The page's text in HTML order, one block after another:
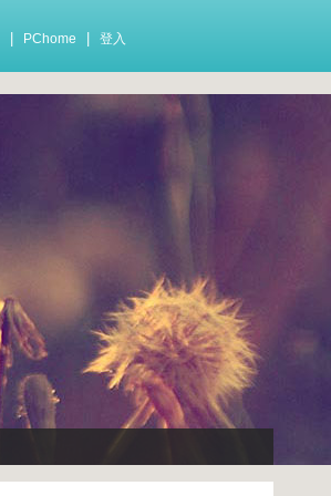
PChome 登入